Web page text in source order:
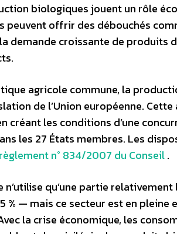
biologiques jouent un rôle
peuvent offrir des débouchés
demande croissante de produits
agricole commune, la
de l’Union européenne.
créant les conditions d’une
les 27 États membres. Les
règlement n° 834/2007 du Conseil.
n’utilise qu’une partie
% — mais ce secteur est en pleine
la crise économique, les